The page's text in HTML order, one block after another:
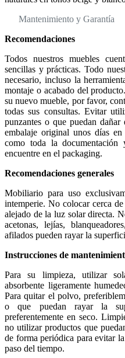
Mantenimiento y Garantía
Recomendaciones
Todos nuestros muebles
sencillas y prácticas. Todo
necesario, incluso la
montaje o acabado del
su nuevo mueble, por favor,
todas sus consultas. Evitar
punzantes o que puedan
embalaje original unos días
como toda la documentación
encuentre en el packaging.
Recomendaciones generales
Mobiliario para uso
intemperie. No colocar cerca
alejado de la luz solar directa.
acetonas, lejías,
afilados pueden rayar la
Instrucciones de
Para su limpieza, utilizar
absorbente ligeramente
Para quitar el polvo,
o que puedan rayar la
preferentemente en seco.
no utilizar productos que
de forma periódica para evitar
paso del tiempo.